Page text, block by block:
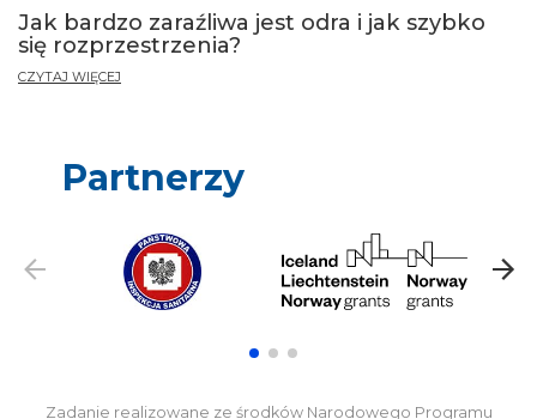
Jak bardzo zaraźliwa jest odra i jak szybko
się rozprzestrzenia?
CZYTAJ WIĘCEJ
Partnerzy
Zadanie realizowane ze środków Narodowego Programu